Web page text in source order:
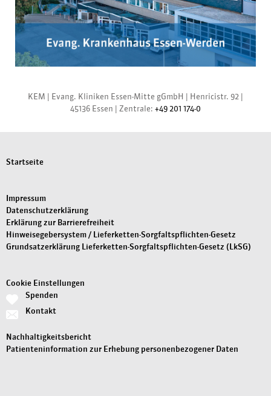
KEM | Evang. Kliniken Essen-Mitte gGmbH | Henricistr. 92 |
45136 Essen | Zentrale: +49 201 174-0
Startseite
Impressum
Datenschutzerklärung
Erklärung zur Barrierefreiheit
Hinweisegebersystem / Lieferketten-Sorgfaltspflichten-Gesetz
Grundsatzerklärung Lieferketten-Sorgfaltspflichten-Gesetz (LkSG)
Cookie Einstellungen
Spenden
Kontakt
Nachhaltigkeitsbericht
Patienteninformation zur Erhebung personenbezogener Daten